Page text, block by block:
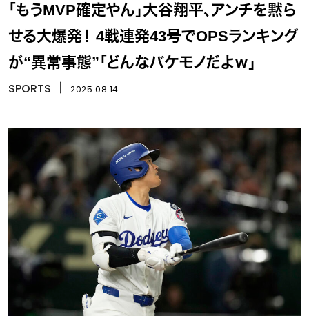
「もうMVP確定やん」大谷翔平、アンチを黙ら
せる大爆発！ 4戦連発43号でOPSランキング
が“異常事態”「どんなバケモノだよｗ」
SPORTS 2025.08.14